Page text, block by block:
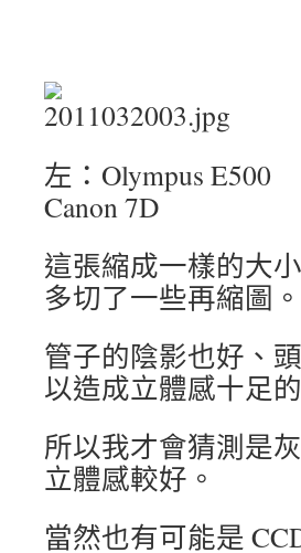
左：
Canon 7D
這張縮成一樣的大
多切了一些再縮圖。
管子的陰影也好、
以造成立體感十足
所以我才會猜測是
立體感較好。
當然也有可能是